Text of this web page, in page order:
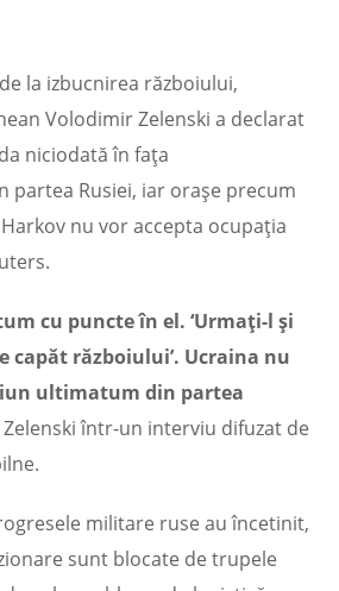
la izbucnirea războiului,
Volodimir Zelenski a declarat
niciodată în faţa
Rusiei, iar oraşe precum
nu vor accepta ocupaţia
cu puncte în el. ‘Urmaţi-l şi
capăt războiului’. Ucraina nu
ultimatum din partea
într-un interviu difuzat de
militare ruse au încetinit,
sunt blocate de trupele